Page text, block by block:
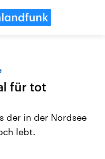
für tot
der in der Nordsee
lebt.